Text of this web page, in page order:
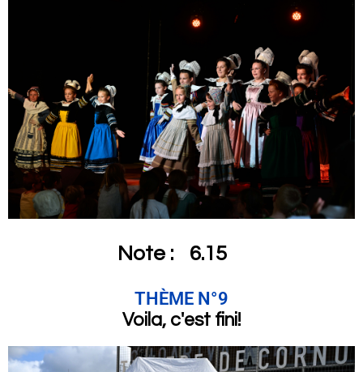
Note : 6.15
THÈME N°9
Voila, c'est fini!